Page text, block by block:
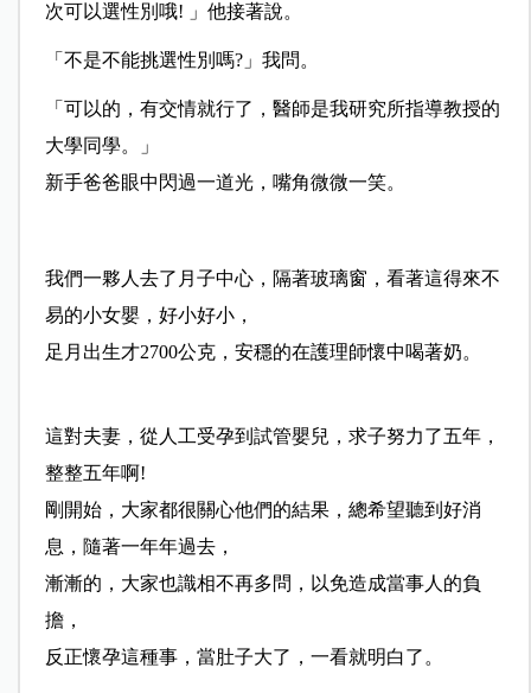
次可以選性別哦! 」他接著說。
「不是不能挑選性別嗎?」我問。
「可以的，有交情就行了，醫師是我研究所指導教授的
大學同學。」
新手爸爸眼中閃過一道光，嘴角微微一笑。
我們一夥人去了月子中心，隔著玻璃窗，看著這得來不
易的小女嬰，好小好小，
足月出生才2700公克，安穩的在護理師懷中喝著奶。
這對夫妻，從人工受孕到試管嬰兒，求子努力了五年，
整整五年啊!
剛開始，大家都很關心他們的結果，總希望聽到好消
息，隨著一年年過去，
漸漸的，大家也識相不再多問，以免造成當事人的負
擔，
反正懷孕這種事，當肚子大了，一看就明白了。